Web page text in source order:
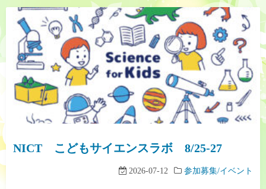
NICT こどもサイエンスラボ 8/25-27
2026-07-12 参加募集/イベント